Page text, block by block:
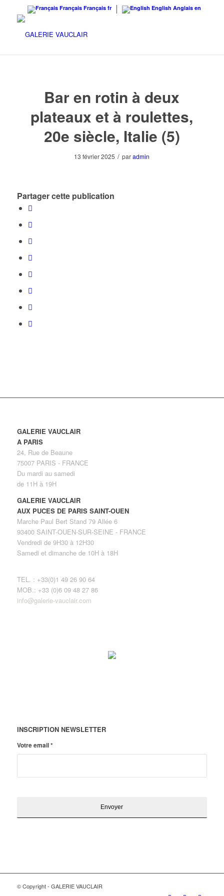
Français Français fr English Anglais en
Bar en rotin à deux
plateaux et à roulettes,
20e siècle, Italie (5)
13 février 2025 / paradmin
Partager cette publication
GALERIE VAUCLAIR
A PARIS
24, Rue de Beaune
75007 PARIS - FRANCE
Du mardi au samedi
de 11H à 19H
GALERIE VAUCLAIR
AUX PUCES DE PARIS SAINT-OUEN
Marche Paul Bert Stand 79 Allée 6
93400 SAINT-OUEN-SUR-SEINE - FRANCE
Vendredi de 9H30 à 12H30
Samedi et dimanche de 10H à 18H
TEL. : +33(0)1 49 26 90 64
MOB.: +33 (0)6 09 48 27 86
info@galerie-vauclair.com
INSCRIPTION NEWSLETTER
Votre email*
© Copyright - GALERIE VAUCLAIR